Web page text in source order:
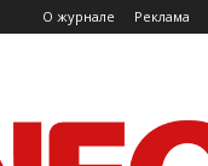
O журнале Реклама